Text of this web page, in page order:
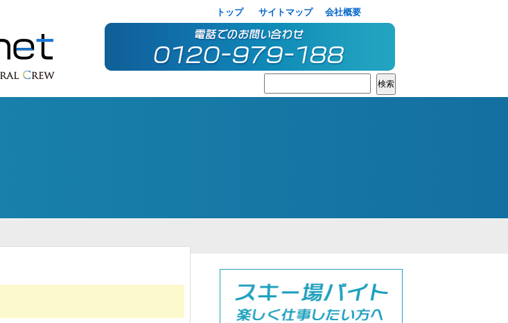
トップ サイトマップ 会社概要